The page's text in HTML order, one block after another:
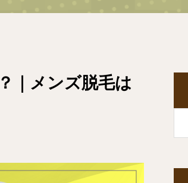
｜メンズ脱毛は